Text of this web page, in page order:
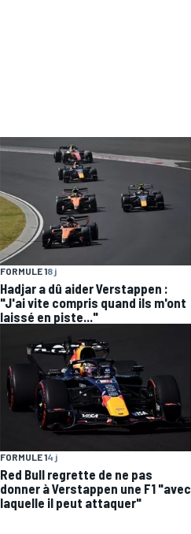
FORMULE 18 j
Hadjar a dû aider Verstappen :
"J'ai vite compris quand ils m'ont
laissé en piste..."
FORMULE 14 j
Red Bull regrette de ne pas
donner à Verstappen une F1 "avec
laquelle il peut attaquer"